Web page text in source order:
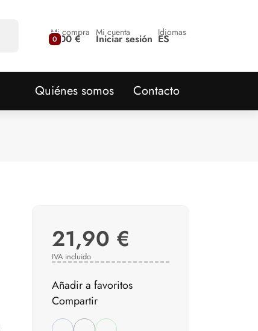
0
Mi compra
0,00 € Mi cuenta
Iniciar sesión Idiomas
ES
Quiénes somos Contacto
21,90 €
IVA incluido
Añadir a favoritos
Compartir